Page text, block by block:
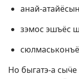
анай-
зэмос эшъёс
Но быгатэ-а